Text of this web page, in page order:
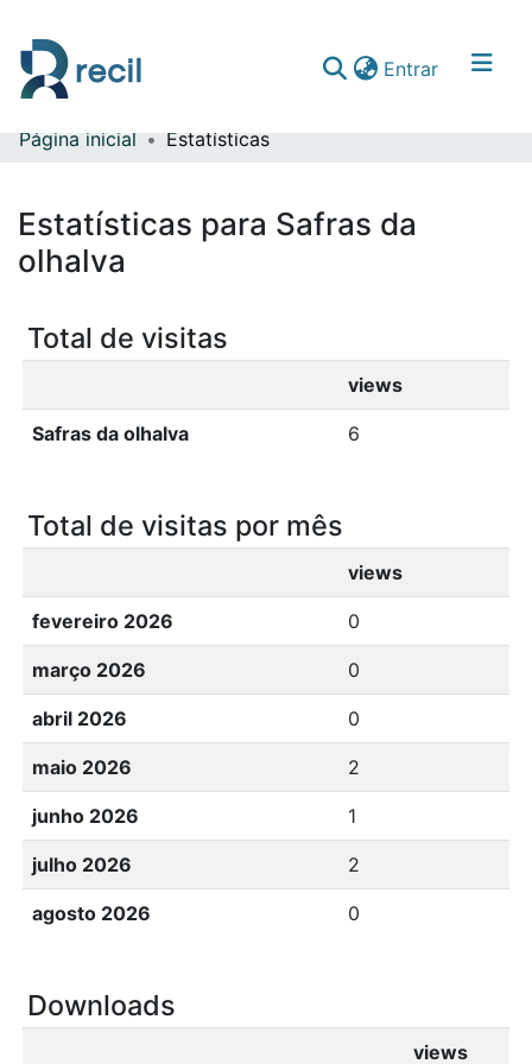
Entrar(current)
Comunidades & Coleções
Página inicial Estatísticas
Estatísticas para Safras da
olhalva
Total de visitas
views
Safras da olhalva 6
Total de visitas por mês
views
fevereiro 2026 0
março 2026 0
abril 2026 0
maio 2026 2
junho 2026 1
julho 2026 2
agosto 2026 0
Downloads
views